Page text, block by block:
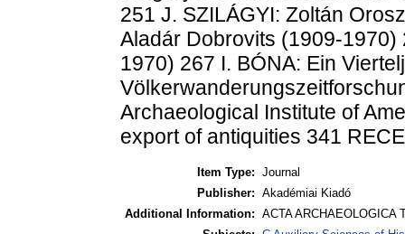
251 J. SZILÁGYI: Zoltán
Aladár Dobrovits (1909-1970)
1970) 267 I. BÓNA: Ein
Archaeological Institute of
export of antiquities 341
Item Type: Journal
Publisher: Akadémiai Kiadó
Additional Information: ACTA ARCHAEOLOGICA